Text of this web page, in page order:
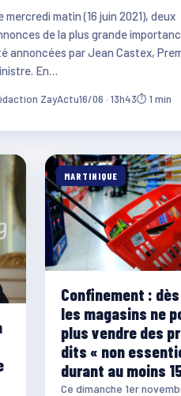
mercredi matin (16 juin 2021), deux
de la plus grande
annoncées par Jean Castex,
En…
ZayActu16/06 · 13h43⏱ 1 min
MARTINIQUE
Confinement :
les magasins ne
plus vendre des
dits « non
durant au moins
Ce dimanche 1er